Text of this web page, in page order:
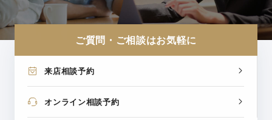
ご質問・ご相談はお気軽に
来店相談予約
オンライン相談予約